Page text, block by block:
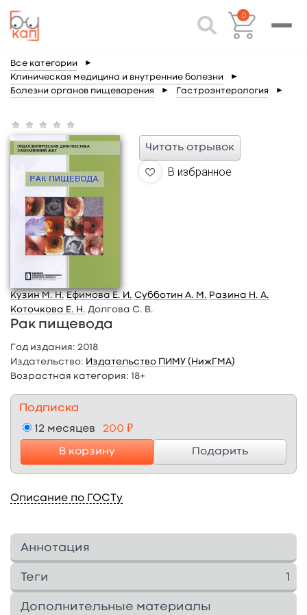
0
Все категории ►
Клиническая медицина и внутренние болезни ►
Болезни органов пищеварения ► Гастроэнтерология ►
Читать отрывок
В избранное
Кузин М. Н. Ефимова Е. И. Субботин А. М. Разина Н. А.
Коточкова Е. Н. Долгова С. В.
Рак пищевода
Год издания: 2018
Издательство: Издательство ПИМУ (НижГМА)
Возрастная категория: 18+
Подписка
12 месяцев 200 ₽
В корзину Подарить
Описание по ГОСТу
Аннотация
В пособии разобраны вопросы
эндоскопической и морфологической
диагностики рака пищевода, приведены
Теги
гистол 1
Дополнительные материалы